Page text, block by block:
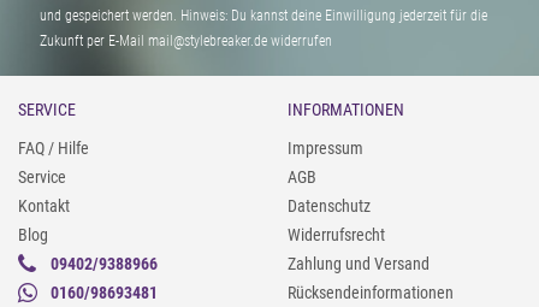
und gespeichert werden. Hinweis: Du kannst deine Einwilligung jederzeit für die
Zukunft per E-Mail mail@stylebreaker.de widerrufen
SERVICE
FAQ / Hilfe
Service
Kontakt
Blog
09402/9388966
0160/98693481
INFORMATIONEN
Impressum
AGB
Datenschutz
Widerrufsrecht
Zahlung und Versand
Rücksendeinformationen